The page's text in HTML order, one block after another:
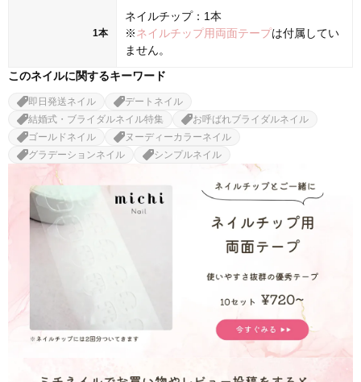
1本
ネイルチップ：1本
※ネイルチップ用両面テープは付属してい
ません。
このネイルに関するキーワード
即日発送ネイル
デートネイル
結婚式・ブライダルネイル特集
お呼ばれブライダルネイル
ゴールドネイル
ヌーディーカラーネイル
グラデーションネイル
シンプルネイル